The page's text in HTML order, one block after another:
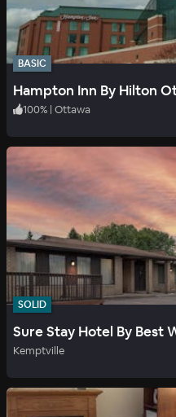
BASIC
Hampton Inn By Hilton
100% | Ottawa
SOLID
Sure Stay Hotel By Best
Kemptville